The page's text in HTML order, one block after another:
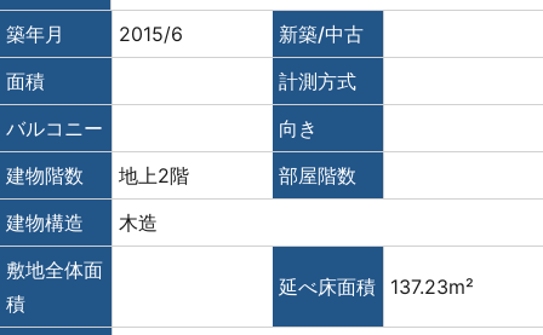
築年月
2015/6
新築/中古
面積
計測方式
バルコニー
向き
建物階数
地上2階
部屋階数
建物構造
木造
敷地全体面
積
延べ床面積 137.23m²